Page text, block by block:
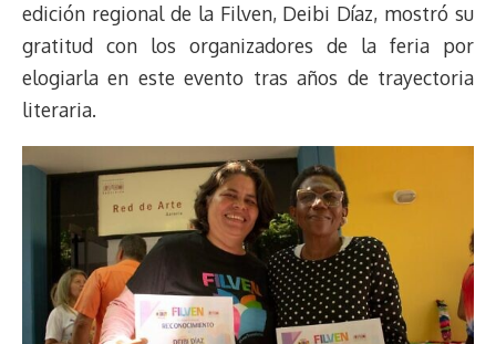
edición regional de la Filven, Deibi Díaz, mostró su
gratitud con los organizadores de la feria por
elogiarla en este evento tras años de trayectoria
literaria.